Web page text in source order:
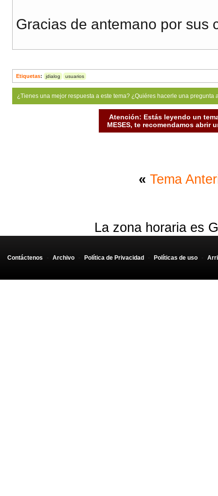
Gracias de antemano por sus
Etiquetas: jdialog usuarios
¿Tienes una mejor respuesta a este tema? ¿Quiéres hacerle una
Atención: Estás leyendo un
MESES, te recomendamos abrir
« Tema
La zona horaria es
Contáctenos - Archivo - Política de Privacidad - Políticas de uso -